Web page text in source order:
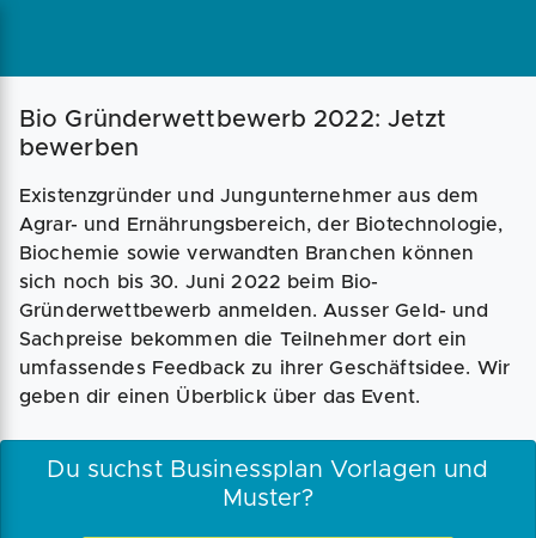
Magazin Businessplan Fördermittel
Bio Gründerwettbewerb 2022: Jetzt
bewerben
Existenzgründer und Jungunternehmer aus dem
Agrar- und Ernährungsbereich, der Biotechnologie,
Biochemie sowie verwandten Branchen können
sich noch bis 30. Juni 2022 beim Bio-
Gründerwettbewerb anmelden. Ausser Geld- und
Sachpreise bekommen die Teilnehmer dort ein
umfassendes Feedback zu ihrer Geschäftsidee. Wir
geben dir einen Überblick über das Event.
Du suchst Businessplan Vorlagen und
Muster?